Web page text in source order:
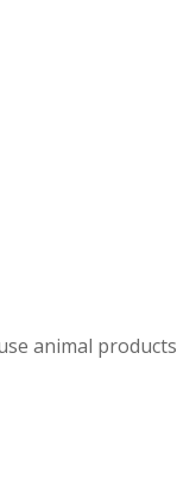
animal products